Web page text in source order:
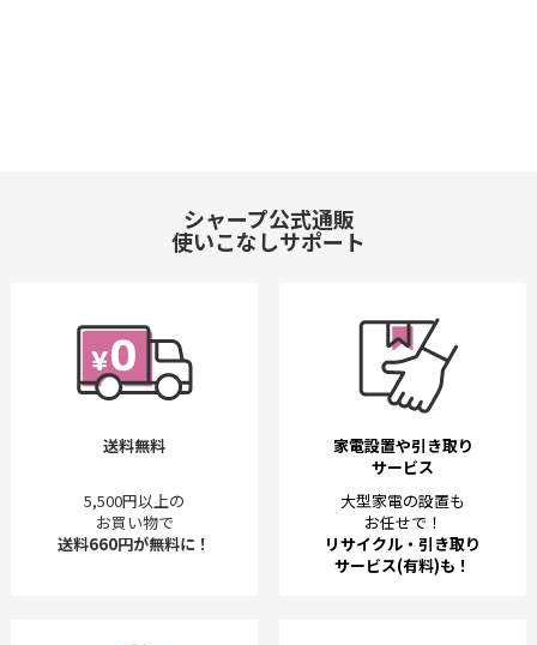
シャープ公式通販
使いこなしサポート
送料無料
5,500円以上の
お買い物で
送料660円が無料に！
家電設置や引き取り
サービス
大型家電の設置も
お任せで！
リサイクル・引き取り
サービス(有料)も！